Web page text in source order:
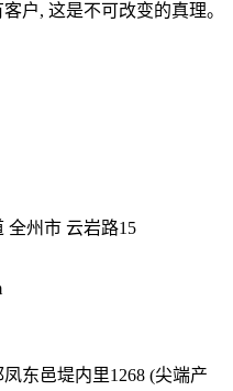
户, 这是不可改变的真理。
全州市 云岩路15
东邑堤内里1268 (尖端产